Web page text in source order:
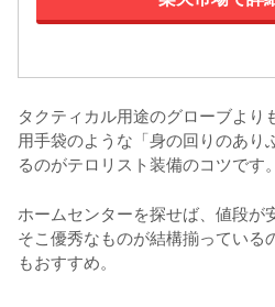
タクティカル用途のグローブより
用手袋のような「身の回りのあり
るのがテロリスト装備のコツです。
ホームセンターを探せば、値段が
そこ優秀なものが結構揃っている
もおすすめ。